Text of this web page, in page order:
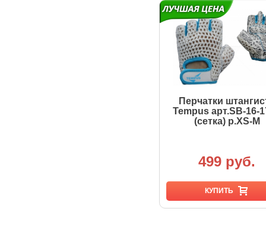
Перчатки
Tempus арт.SB-16-
(сетка) р.XS-M
499 руб.
КУПИТЬ